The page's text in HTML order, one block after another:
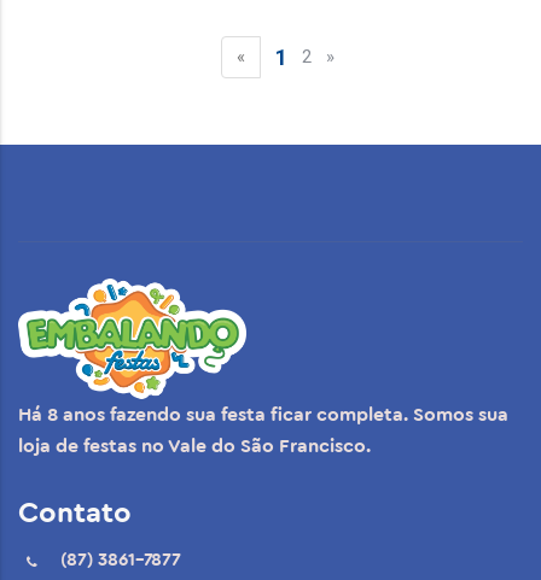
« 1 2 »
Há 8 anos fazendo sua festa ficar completa. Somos sua
loja de festas no Vale do São Francisco.
Contato
(87) 3861-7877